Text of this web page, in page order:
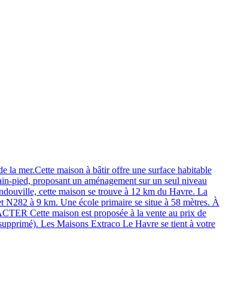
mer.Cette maison à bâtir offre une surface habitable
pied, proposant un aménagement sur un seul niveau
cette maison se trouve à 12 km du Havre. La
N282 à 9 km. Une école primaire se situe à 58 mètres. À
Cette maison est proposée à la vente au prix de
Les Maisons Extraco Le Havre se tient à votre